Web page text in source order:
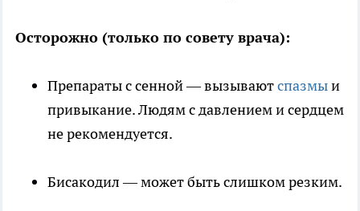
Осторожно (только по совету врача):
Препараты с сенной — вызываютспазмыи
привыкание. Людям с давлением и сердцем
не рекомендуется.
Бисакодил — может быть слишком резким.